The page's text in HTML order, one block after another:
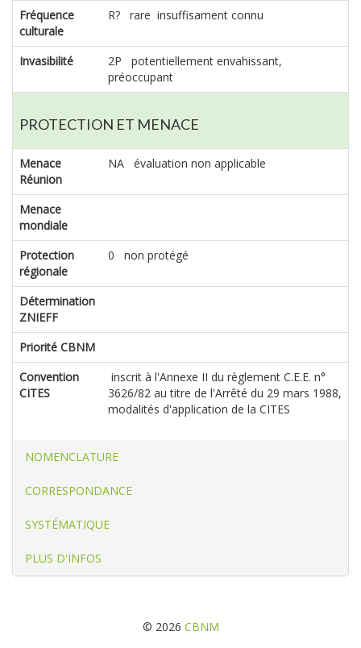
Fréquence
culturale
R? rare insuffisament connu
Invasibilité
2P potentiellement envahissant,
préoccupant
PROTECTION ET MENACE
Menace
Réunion
NA évaluation non applicable
Menace
mondiale
Protection
régionale
0 non protégé
Détermination
ZNIEFF
Priorité CBNM
Convention
CITES
inscrit à l'Annexe II du règlement C.E.E. n°
3626/82 au titre de l'Arrêté du 29 mars 1988,
modalités d'application de la CITES
NOMENCLATURE
CORRESPONDANCE
SYSTÉMATIQUE
PLUS D'INFOS
© 2026 CBNM